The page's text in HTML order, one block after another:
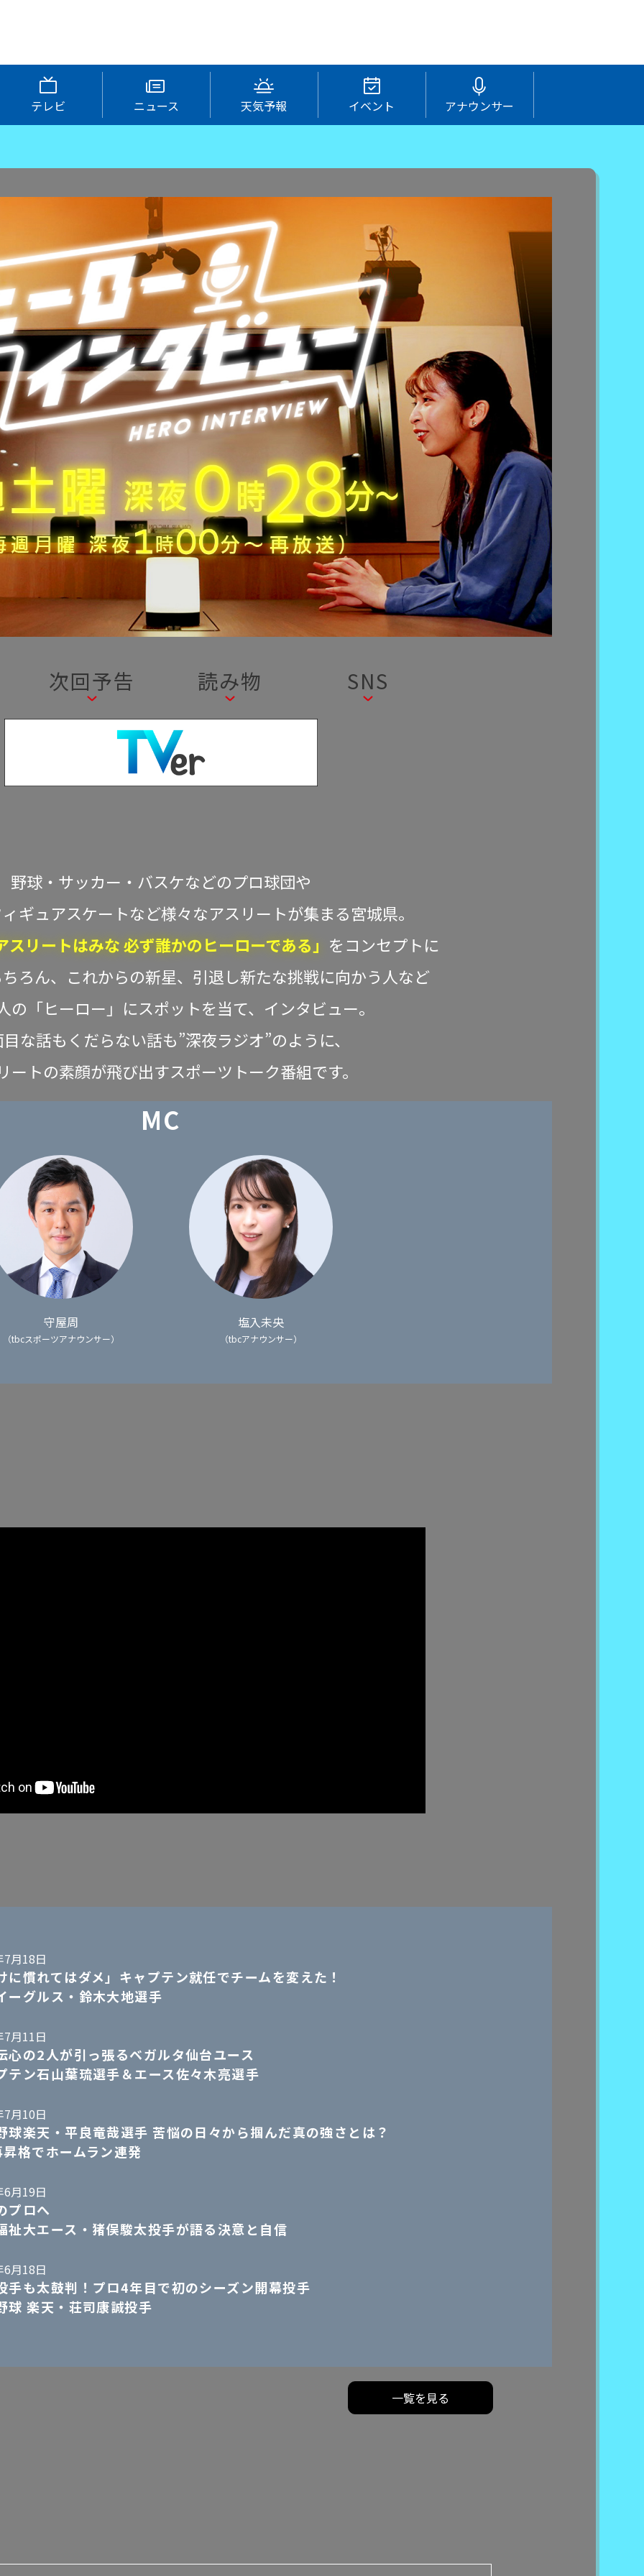
テレビ ニュース 天気予報 イベント アナウンサー
次回予告 読み物 SNS
野球・サッカー・バスケなどのプロ球団や
ギュアスケートなど様々なアスリートが集まる宮城県。
スリートはみな 必ず誰かのヒーローである」 をコンセプトに
ろん、これからの新星、引退し新たな挑戦に向かう人など
の「ヒーロー」にスポットを当て、インタビュー。
な話もくだらない話も”深夜ラジオ”のように、
ートの素顔が飛び出すスポーツトーク番組です。
MC
守屋周
（tbcスポーツアナウンサー）
塩入未央
（tbcアナウンサー）
月18日
に慣れてはダメ」キャプテン就任でチームを変えた！
ーグルス・鈴木大地選手
月11日
心の2人が引っ張るベガルタ仙台ユース
テン石山葉琉選手＆エース佐々木亮選手
月10日
球楽天・平良竜哉選手 苦悩の日々から掴んだ真の強さとは？
格でホームラン連発
月19日
プロへ
祉大エース・猪俣駿太投手が語る決意と自信
月18日
手も太鼓判！プロ4年目で初のシーズン開幕投手
球 楽天・荘司康誠投手
一覧を見る